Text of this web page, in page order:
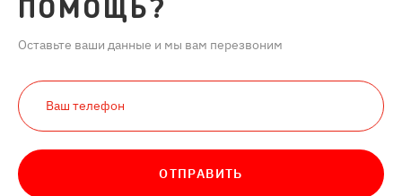
ПОМОЩЬ?
Оставьте ваши данные и мы вам перезвоним
ОТПРАВИТЬ